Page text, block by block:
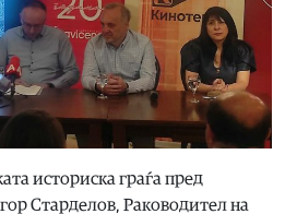
историска граѓа пред
Старделов, Раководител на